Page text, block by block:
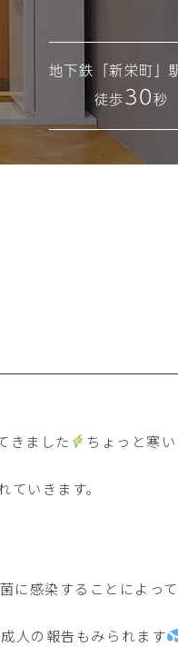
地下鉄「新栄町」
徒歩30秒
きました
ちょっと寒
いきます。
に感染することによっ
人の報告もみられます